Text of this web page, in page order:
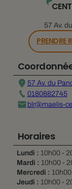
57 Av.
PRENDRE
57 Av. du
0180882745
blr@maelis-
Horaires
Lundi : 10h00 -
Mardi : 10h00 -
Mercredi :
Jeudi : 10h00 -